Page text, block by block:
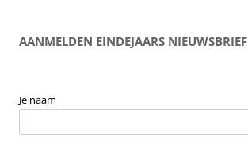
AANMELDEN EINDEJAARS NIEUWSBRIEF
Je naam